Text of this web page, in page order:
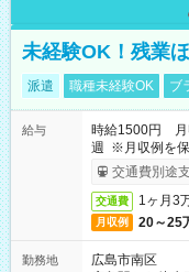
未経験OK！残業
派遣 職種未経験OK ブ
給与
時給1500円 月
週 ※月収例を
ービス利用可（
交通費別途
交通費 1ヶ月3
月収例 20～25
勤務地
広島市南区